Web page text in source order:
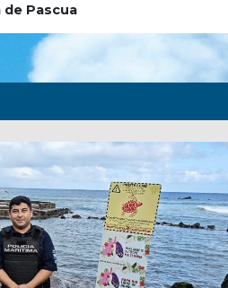
de Pascua